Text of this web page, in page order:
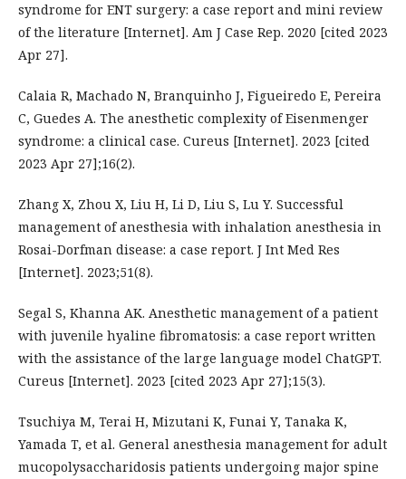
syndrome for ENT surgery: a case report and mini review
of the literature [Internet]. Am J Case Rep. 2020 [cited 2023
Apr 27].
Calaia R, Machado N, Branquinho J, Figueiredo E, Pereira
C, Guedes A. The anesthetic complexity of Eisenmenger
syndrome: a clinical case. Cureus [Internet]. 2023 [cited
2023 Apr 27];16(2).
Zhang X, Zhou X, Liu H, Li D, Liu S, Lu Y. Successful
management of anesthesia with inhalation anesthesia in
Rosai-Dorfman disease: a case report. J Int Med Res
[Internet]. 2023;51(8).
Segal S, Khanna AK. Anesthetic management of a patient
with juvenile hyaline fibromatosis: a case report written
with the assistance of the large language model ChatGPT.
Cureus [Internet]. 2023 [cited 2023 Apr 27];15(3).
Tsuchiya M, Terai H, Mizutani K, Funai Y, Tanaka K,
Yamada T, et al. General anesthesia management for adult
mucopolysaccharidosis patients undergoing major spine